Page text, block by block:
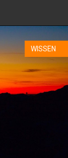
WISSEN